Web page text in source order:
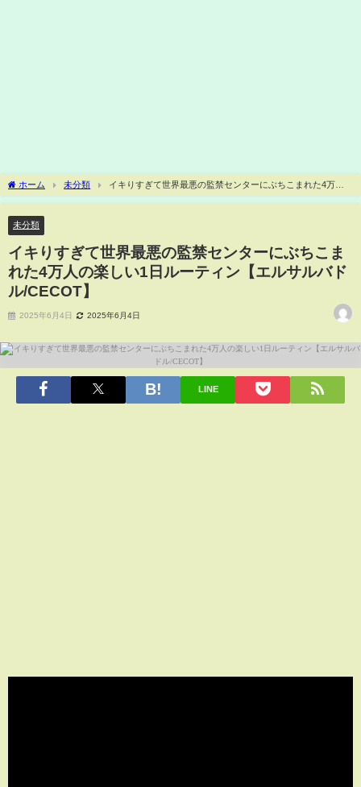
ホーム 未分類
イキりすぎて世界最悪の監禁センターにぶちこまれた4万人
の楽しい1日ルーティン【エルサルバドル/CECOT】
未分類
イキりすぎて世界最悪の監禁センターにぶちこま
れた4万人の楽しい1日ルーティン【エルサルバド
ル/CECOT】
2025年6月4日 2025年6月4日
LINE